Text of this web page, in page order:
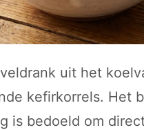
uit het
kefirkorrels. Het
is bedoeld om